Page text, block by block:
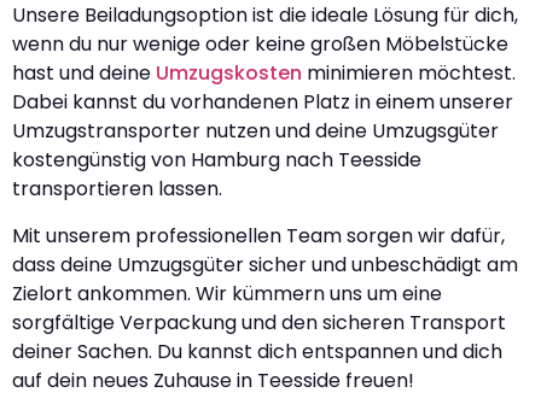
Unsere Beiladungsoption ist die ideale Lösung für dich,
wenn du nur wenige oder keine großen Möbelstücke
hast und deine Umzugskosten minimieren möchtest.
Dabei kannst du vorhandenen Platz in einem unserer
Umzugstransporter nutzen und deine Umzugsgüter
kostengünstig von Hamburg nach Teesside
transportieren lassen.
Mit unserem professionellen Team sorgen wir dafür,
dass deine Umzugsgüter sicher und unbeschädigt am
Zielort ankommen. Wir kümmern uns um eine
sorgfältige Verpackung und den sicheren Transport
deiner Sachen. Du kannst dich entspannen und dich
auf dein neues Zuhause in Teesside freuen!